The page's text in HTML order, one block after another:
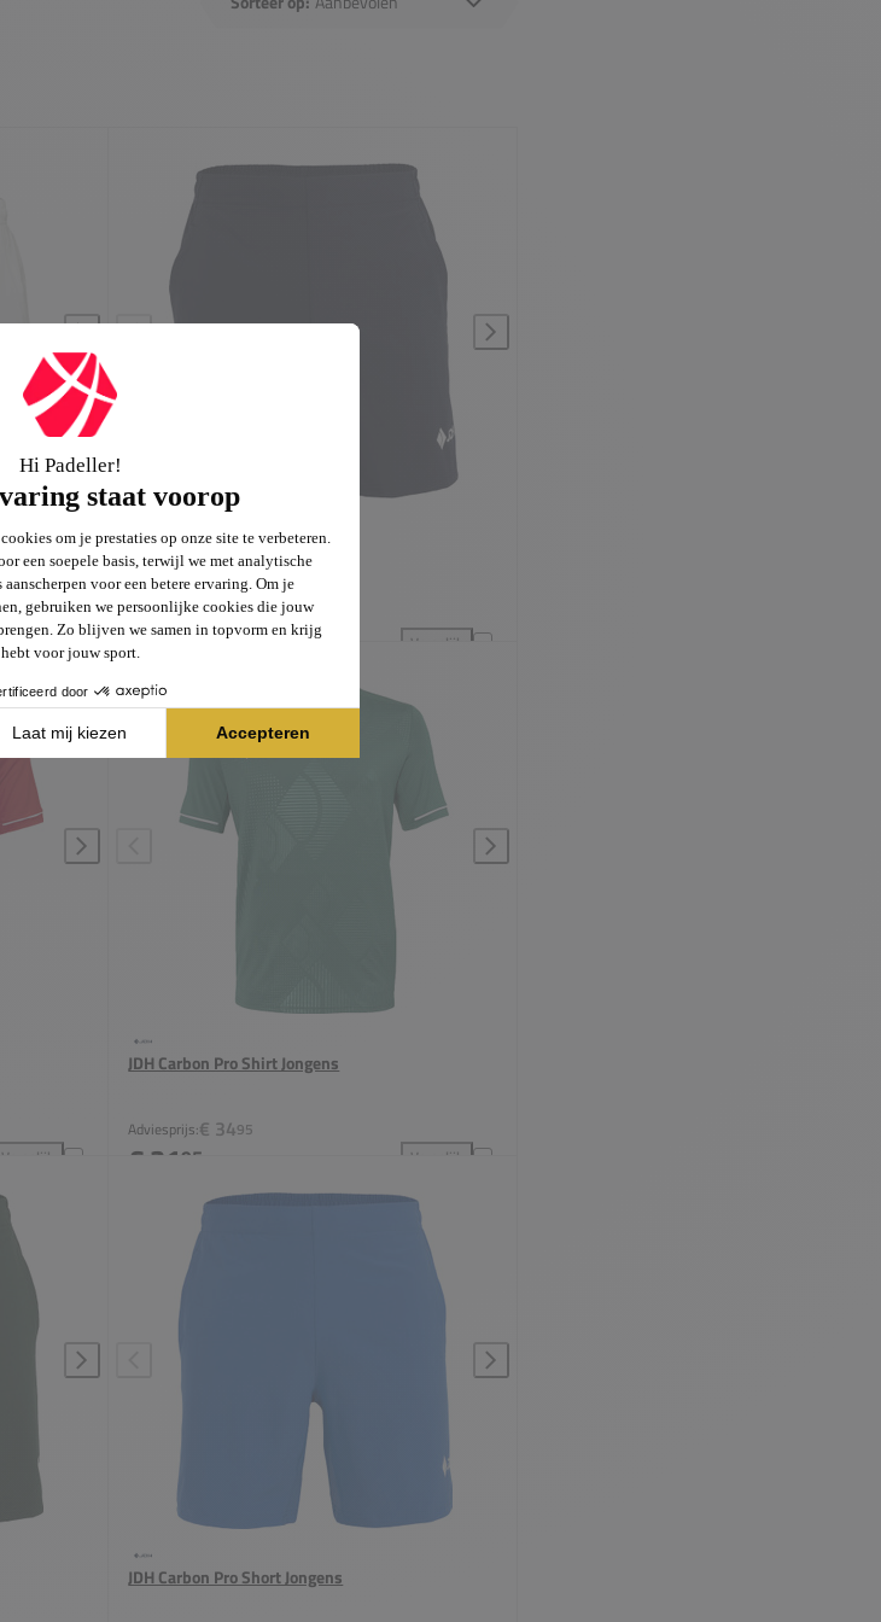
Vergelijk
JDH Carbon Pro Short Jongens toevoegen aan vergelijking
JDH Carbon Pro Short Jongens
Adviesprijs:€ 3495
€ 2695
Vergelijk
Vergelijk
JDH Carbon Pro Shirt Jongens
Adviesprijs:€ 3495
€ 3195
Vergelijk
JDH Carbon Pro Short Jongens